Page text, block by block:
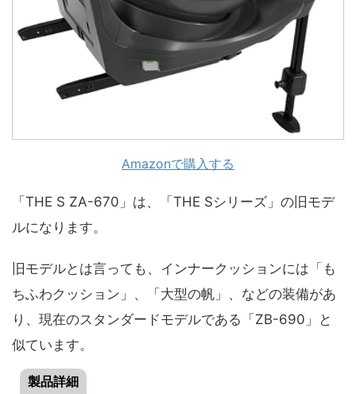
Amazonで購入する
「THE S ZA-670」は、「THE Sシリーズ」の旧モデ
ルになります。
旧モデルとは言っても、インナークッションには「も
ちふわクッション」、「大型の帆」、などの装備があ
り、現在のスタンダードモデルである「ZB-690」と
似ています。
製品詳細